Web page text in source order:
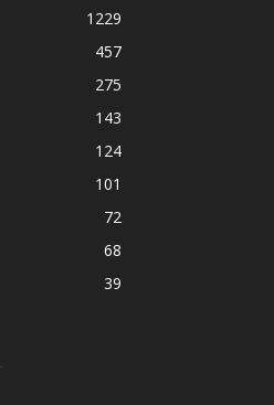
1229
457
275
143
124
101
72
68
39